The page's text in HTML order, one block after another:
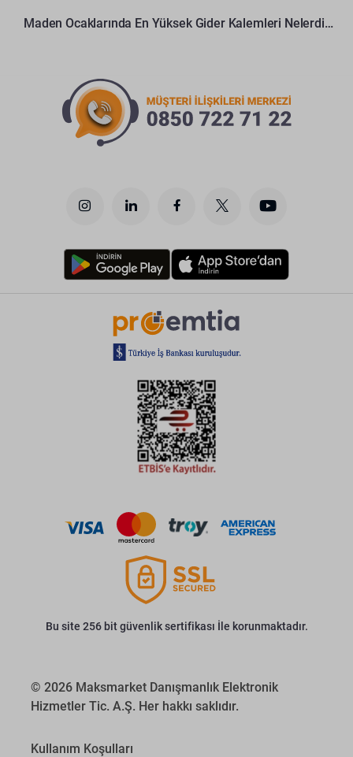
Maden Ocaklarında En Yüksek Gider Kalemleri Nelerdir?
Bu site 256 bit güvenlik sertifikası İle korunmaktadır.
© 2026 Maksmarket Danışmanlık Elektronik
Hizmetler Tic. A.Ş. Her hakkı saklıdır.
Kullanım Koşulları